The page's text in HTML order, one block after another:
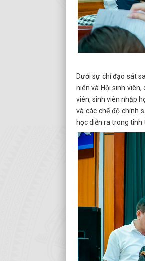
Dưới sự chỉ đạo sát
niên và Hội sinh
viên, sinh viên nhập
và các chế độ chính
học diễn ra trong tinh